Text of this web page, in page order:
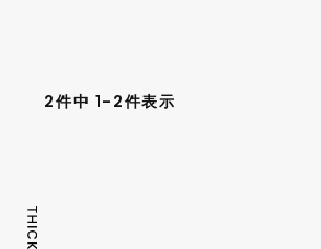
2件中 1- 2件表示